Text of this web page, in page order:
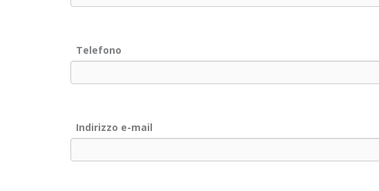
Telefono
Indirizzo e-mail